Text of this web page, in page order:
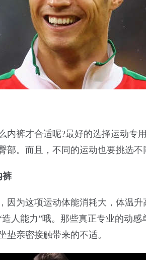
内裤才合适呢?最好的选择运动专
。而且，不同的运动也要挑选不
裤
因为这项运动体能消耗大，体温
人能力”哦。那些真正专业的动
亲密接触带来的不适。